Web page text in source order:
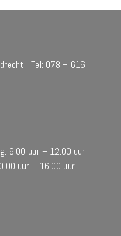
Tel: 078 – 616
9.00 uur – 12.00 uur
uur – 16.00 uur